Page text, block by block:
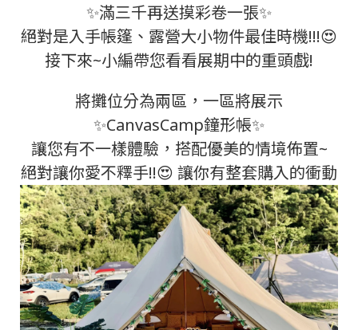
✨滿三千再送摸彩卷一張✨
絕對是入手帳篷、露營大小物件最佳時機!!!😍
接下來~小編帶您看看展期中的重頭戲!
將攤位分為兩區，一區將展示
✨CanvasCamp鐘形帳✨
讓您有不一樣體驗，搭配優美的情境佈置~
絕對讓你愛不釋手!!😍 讓你有整套購入的衝動